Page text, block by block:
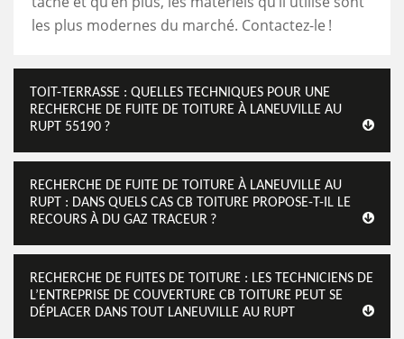
les plus modernes du marché. Contactez-le !
TOIT-TERRASSE : QUELLES TECHNIQUES POUR UNE
RECHERCHE DE FUITE DE TOITURE À LANEUVILLE AU
RUPT 55190 ?
RECHERCHE DE FUITE DE TOITURE À LANEUVILLE AU
RUPT : DANS QUELS CAS CB TOITURE PROPOSE-T-IL LE
RECOURS À DU GAZ TRACEUR ?
RECHERCHE DE FUITES DE TOITURE : LES TECHNICIENS DE
L’ENTREPRISE DE COUVERTURE CB TOITURE PEUT SE
DÉPLACER DANS TOUT LANEUVILLE AU RUPT